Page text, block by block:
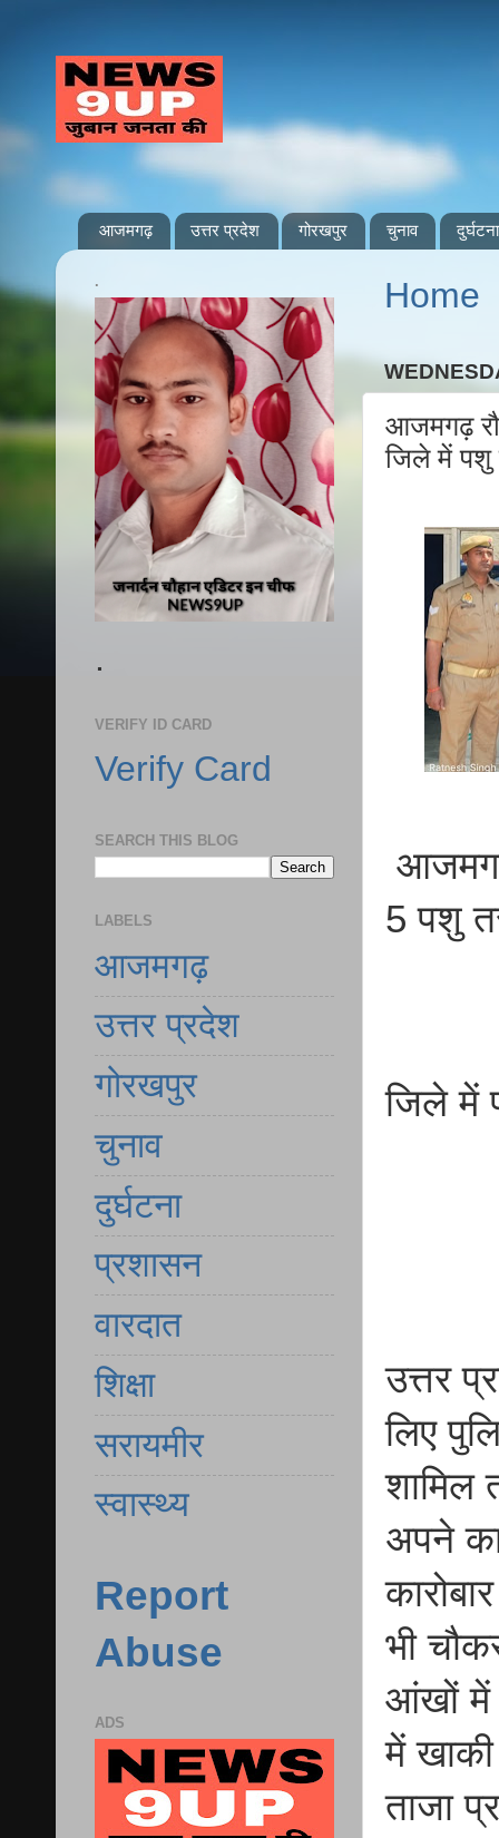
आजमगढ़ उत्तर प्रदेश गोरखपुर चुनाव दुर्घटना
Home
आजमगढ़
जिले में पशु
5 पशु
जिले में
उत्तर
लिए
शामिल
अपने
भी
आंखों में
में
ताजा
.
.
VERIFY ID CARD
Verify Card
SEARCH THIS BLOG
LABELS
आजमगढ़
उत्तर प्रदेश
गोरखपुर
चुनाव
दुर्घटना
प्रशासन
वारदात
शिक्षा
सरायमीर
स्वास्थ्य
Report
Abuse
ADS